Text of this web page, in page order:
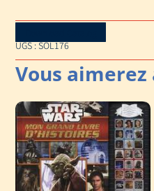
UGS :SOL176